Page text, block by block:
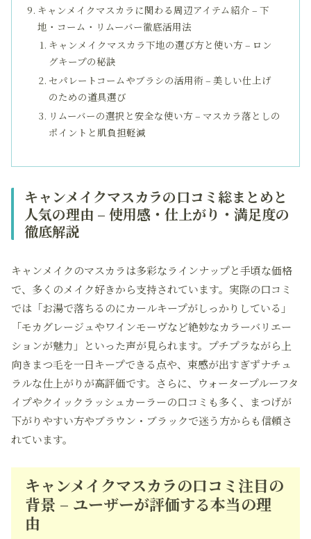
キャンメイクマスカラに関わる周辺アイテム紹介 – 下
地・コーム・リムーバー徹底活用法
キャンメイクマスカラ下地の選び方と使い方 – ロン
グキープの秘訣
セパレートコームやブラシの活用術 – 美しい仕上げ
のための道具選び
リムーバーの選択と安全な使い方 – マスカラ落としの
ポイントと肌負担軽減
キャンメイクマスカラの口コミ総まとめと
人気の理由 – 使用感・仕上がり・満足度の
徹底解説
キャンメイクのマスカラは多彩なラインナップと手頃な価格
で、多くのメイク好きから支持されています。実際の口コミ
では「お湯で落ちるのにカールキープがしっかりしている」
「モカグレージュやワインモーヴなど絶妙なカラーバリエー
ションが魅力」といった声が見られます。プチプラながら上
向きまつ毛を一日キープできる点や、束感が出すぎずナチュ
ラルな仕上がりが高評価です。さらに、ウォータープルーフタ
イプやクイックラッシュカーラーの口コミも多く、まつげが
下がりやすい方やブラウン・ブラックで迷う方からも信頼さ
れています。
キャンメイクマスカラの口コミ注目の
背景 – ユーザーが評価する本当の理
由